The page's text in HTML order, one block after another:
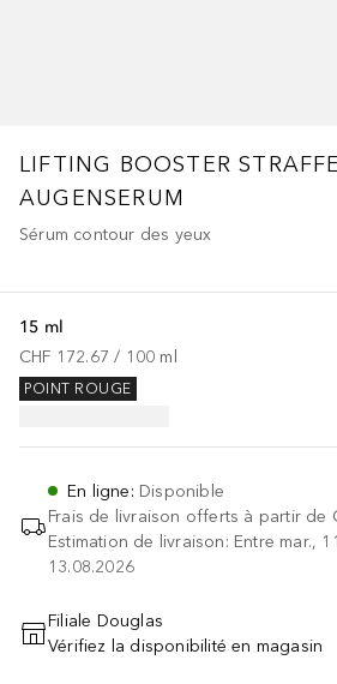
LIFTING BOOSTER
AUGENSERUM
Sérum contour des yeux
15 ml
CHF 172.67 / 100 ml
POINT ROUGE
En ligne: Disponible
Frais de livraison offerts à partir de
Estimation de livraison: Entre mar.,
13.08.2026
AJOUTER AU
Filiale Douglas
Vérifiez la disponibilité en magasin